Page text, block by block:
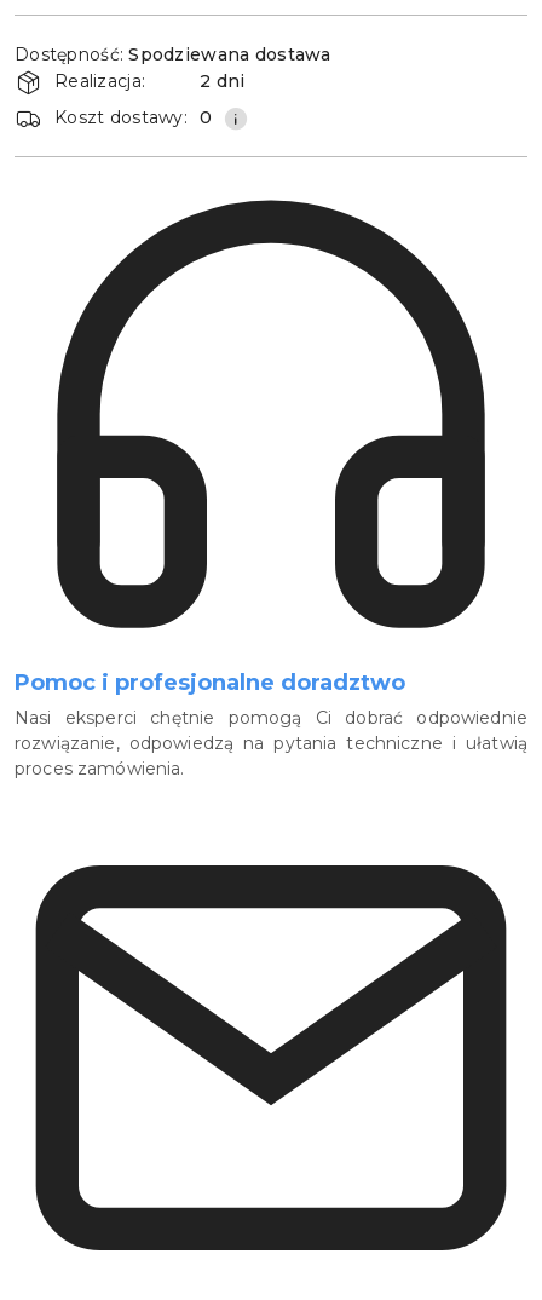
i
dostawa
Dostępność: Spodziewana dostawa
Realizacja:
2 dni
Koszt dostawy:
0
Pomoc i profesjonalne doradztwo
Nasi eksperci chętnie pomogą Ci dobrać odpowiednie
rozwiązanie, odpowiedzą na pytania techniczne i ułatwią
proces zamówienia.